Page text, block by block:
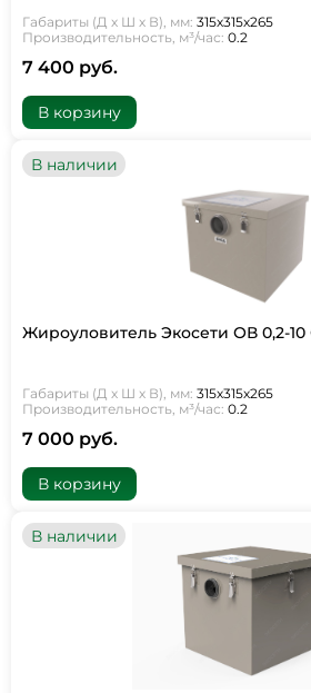
Габариты (Д х Ш х В), мм: 315х315х265
Производительность, м³/час: 0.2
7 400 руб.
В корзину
В наличии
Жироуловитель Экосети ОВ 0,2-10
Габариты (Д х Ш х В), мм: 315х315х265
Производительность, м³/час: 0.2
7 000 руб.
В корзину
В наличии